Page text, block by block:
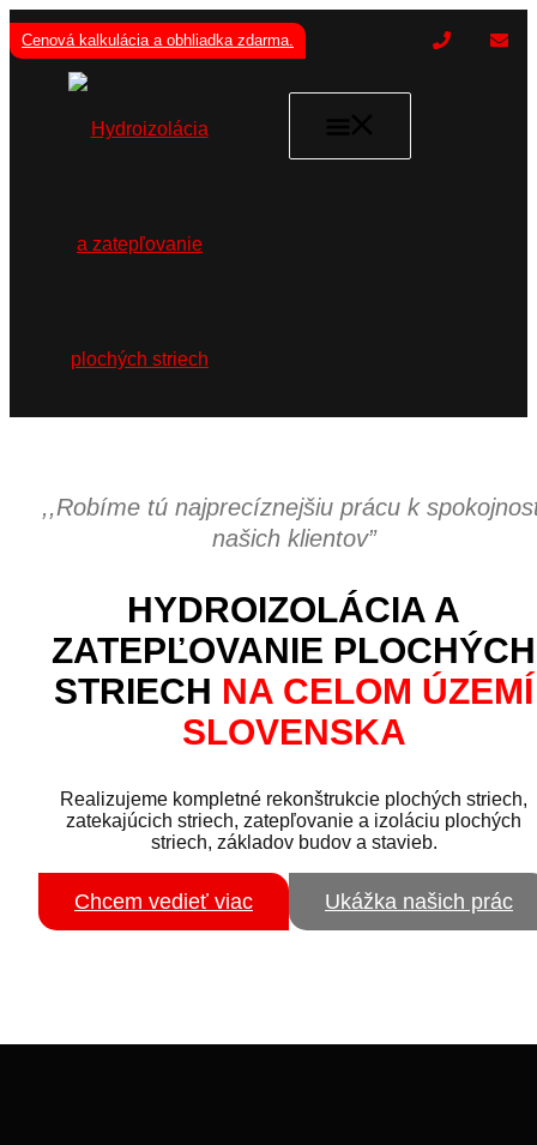
Preskočiť
na
obsah
Cenová kalkulácia a obhliadka zdarma.
Menu
,,Robíme tú najprecíznejšiu prácu k
našich klientov”
HYDROIZOLÁCIA A
ZATEPĽOVANIE PLOCHÝCH
STRIECH NA CELOM ÚZEMÍ
SLOVENSKA
Realizujeme kompletné rekonštrukcie plochých striech,
zatekajúcich striech, zatepľovanie a izoláciu plochých
striech, základov budov a stavieb.
Chcem vedieť viac Ukážka našich prác